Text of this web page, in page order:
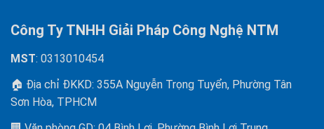
Công Ty TNHH Giải Pháp Công Nghệ NTM
MST: 0313010454
🏠 Địa chỉ ĐKKD: 355A Nguyễn Trọng Tuyển, Phường Tân
Sơn Hòa, TPHCM